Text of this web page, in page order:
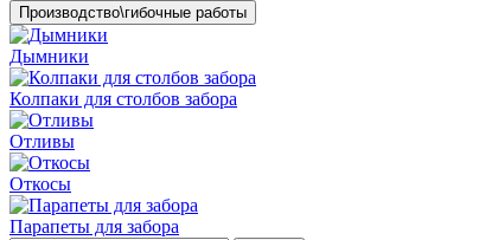
Производство\гибочные работы
Дымники
Колпаки для столбов забора
Отливы
Откосы
Парапеты для забора